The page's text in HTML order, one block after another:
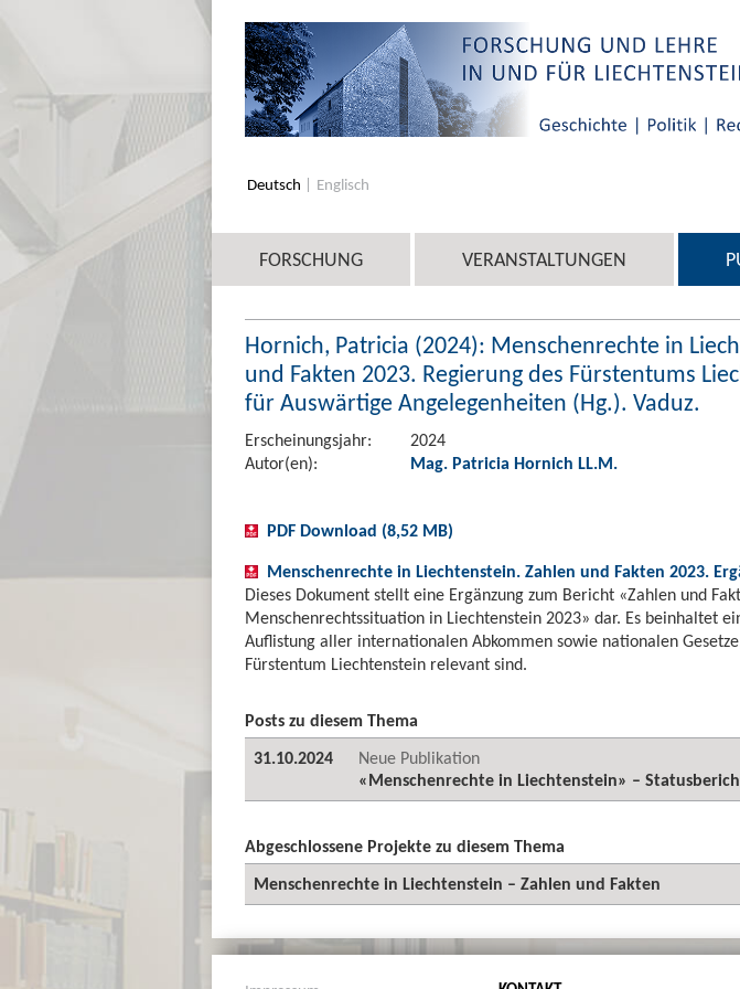
Deutsch Englisch
FORSCHUNG VERANSTALTUNGEN
Hornich, Patricia (2024): Menschenrechte in
und Fakten 2023. Regierung des Fürstentums
für Auswärtige Angelegenheiten (Hg.). Vaduz.
Erscheinungsjahr:
2024
Autor(en):
Mag. Patricia Hornich LL.M.
PDF Download (8,52 MB)
Menschenrechte in Liechtenstein. Zahlen und Fakten 2023.
Dieses Dokument stellt eine Ergänzung zum Bericht «Zahlen und
Menschenrechtssituation in Liechtenstein 2023» dar. Es beinhaltet
Auflistung aller internationalen Abkommen sowie nationalen
Fürstentum Liechtenstein relevant sind.
Posts zu diesem Thema
31.10.2024
Neue Publikation
«Menschenrechte in Liechtenstein» –
Abgeschlossene Projekte zu diesem Thema
Menschenrechte in Liechtenstein – Zahlen und Fakten